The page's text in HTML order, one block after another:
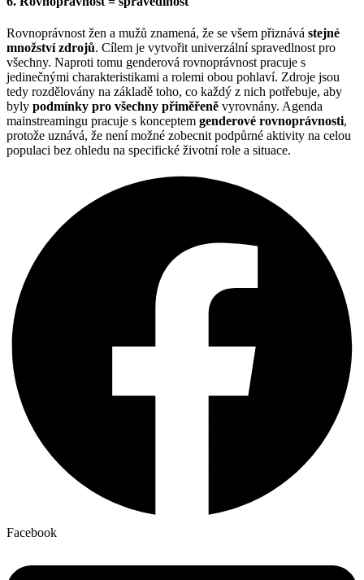
Rovnoprávnost žen a mužů znamená, že se všem přiznává stejné
množství zdrojů. Cílem je vytvořit univerzální spravedlnost pro
všechny. Naproti tomu genderová rovnoprávnost pracuje s
jedinečnými charakteristikami a rolemi obou pohlaví. Zdroje jsou
tedy rozdělovány na základě toho, co každý z nich potřebuje, aby
byly podmínky pro všechny přiměřeně vyrovnány. Agenda
mainstreamingu pracuje s konceptem genderové rovnoprávnosti,
protože uznává, že není možné zobecnit podpůrné aktivity na celou
populaci bez ohledu na specifické životní role a situace.
Facebook